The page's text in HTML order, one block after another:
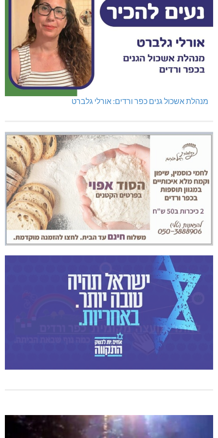
מנהלת אשכול גנים כפר ורדים: אורלי גלברט